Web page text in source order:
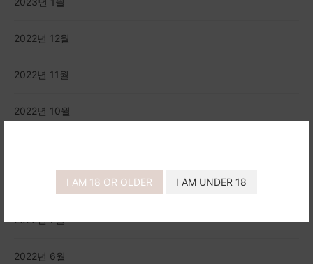
I AM 18 OR OLDER I AM UNDER 18
2022년 12월
2022년 11월
2022년 10월
2022년 7월
2022년 6월